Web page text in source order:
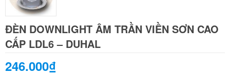
ĐÈN DOWNLIGHT ÂM TRẦN VIỀN SƠN CAO
CẤP LDL6 – DUHAL
246.000₫